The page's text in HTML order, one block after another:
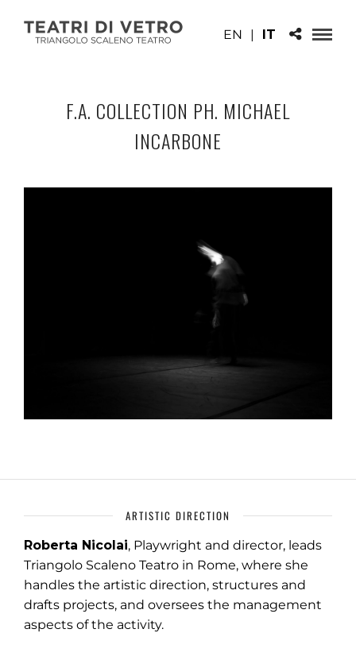
EN | IT
F.A. COLLECTION PH. MICHAEL
INCARBONE
ARTISTIC DIRECTION
Roberta Nicolai, Playwright and director, leads
Triangolo Scaleno Teatro in Rome, where she
handles the artistic direction, structures and
drafts projects, and oversees the management
aspects of the activity.